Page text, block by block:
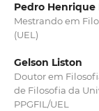
Pedro
Mestrando em
(UEL)
Gelson Liston
Doutor em
de Filosofia da
PPGFIL/UEL